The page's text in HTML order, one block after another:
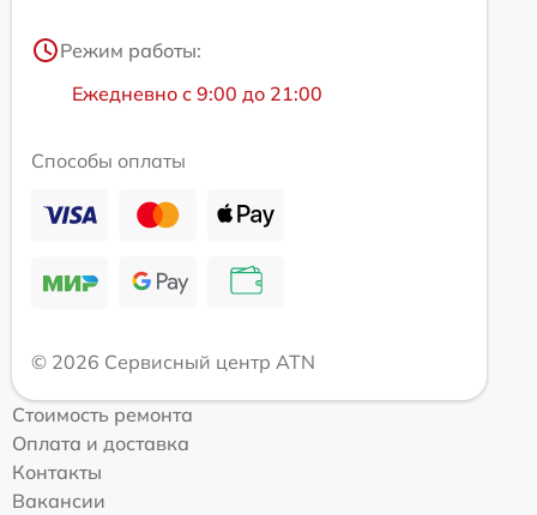
Режим работы:
Ежедневно с 9:00 до 21:00
Способы оплаты
© 2026 Сервисный центр ATN
Стоимость ремонта
Оплата и доставка
Контакты
Вакансии